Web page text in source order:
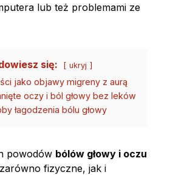
lub też problemami ze
się: ukryj
jako objawy migreny z aurą
oczy i ból głowy bez leków
łagodzenia bólu głowy
powodów bólów głowy i oczu
fizyczne, jak i